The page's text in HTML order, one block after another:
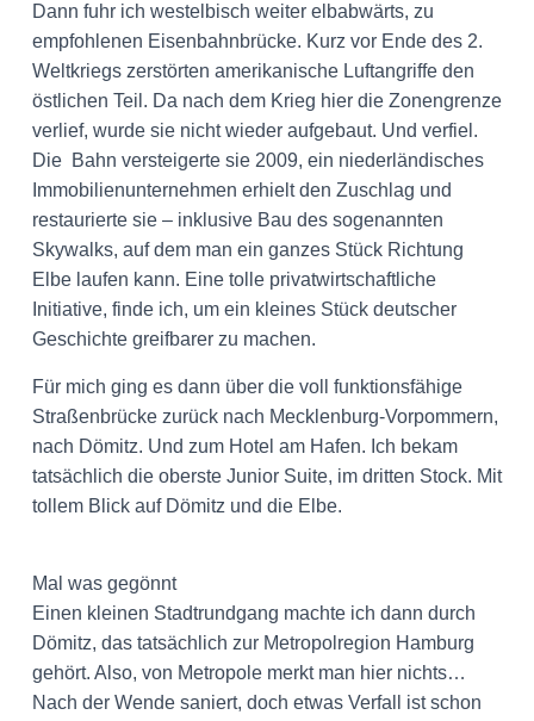
Dann fuhr ich westelbisch weiter elbabwärts, zu
empfohlenen Eisenbahnbrücke. Kurz vor Ende des 2.
Weltkriegs zerstörten amerikanische Luftangriffe den
östlichen Teil. Da nach dem Krieg hier die Zonengrenze
verlief, wurde sie nicht wieder aufgebaut. Und verfiel.
Die Bahn versteigerte sie 2009, ein niederländisches
Immobilienunternehmen erhielt den Zuschlag und
restaurierte sie – inklusive Bau des sogenannten
Skywalks, auf dem man ein ganzes Stück Richtung
Elbe laufen kann. Eine tolle privatwirtschaftliche
Initiative, finde ich, um ein kleines Stück deutscher
Geschichte greifbarer zu machen.
Für mich ging es dann über die voll funktionsfähige
Straßenbrücke zurück nach Mecklenburg-Vorpommern,
nach Dömitz. Und zum Hotel am Hafen. Ich bekam
tatsächlich die oberste Junior Suite, im dritten Stock. Mit
tollem Blick auf Dömitz und die Elbe.
Mal was gegönnt
Einen kleinen Stadtrundgang machte ich dann durch
Dömitz, das tatsächlich zur Metropolregion Hamburg
gehört. Also, von Metropole merkt man hier nichts…
Nach der Wende saniert, doch etwas Verfall ist schon